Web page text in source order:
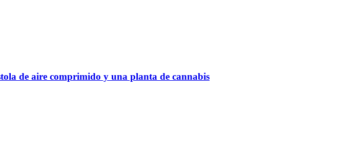
de aire comprimido y una planta de cannabis